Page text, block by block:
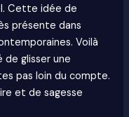
Cette idée de
présente dans
Voilà
de glisser une
pas loin du compte.
et de sagesse